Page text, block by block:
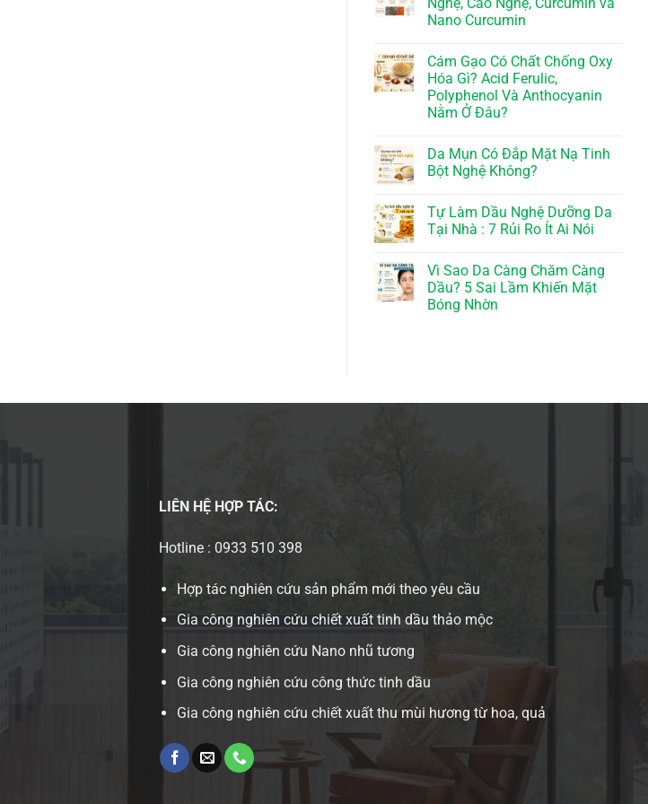
Nano Curcumin
Cám Gạo Có Chất Chống Oxy
Hóa Gì? Acid Ferulic,
Polyphenol Và Anthocyanin
Nằm Ở Đâu?
Da Mụn Có Đắp Mặt Nạ Tinh
Bột Nghệ Không?
Tự Làm Dầu Nghệ Dưỡng Da
Tại Nhà : 7 Rủi Ro Ít Ai Nói
Vì Sao Da Càng Chăm Càng
Dầu? 5 Sai Lầm Khiến Mặt
Bóng Nhờn
LIÊN HỆ HỢP TÁC:
Hotline : 0933 510 398
Hợp tác nghiên cứu sản phẩm mới theo yêu cầu
Gia công nghiên cứu chiết xuất tinh dầu thảo mộc
Gia công nghiên cứu Nano nhũ tương
Gia công nghiên cứu công thức tinh dầu
Gia công nghiên cứu chiết xuất thu mùi hương từ hoa, quả